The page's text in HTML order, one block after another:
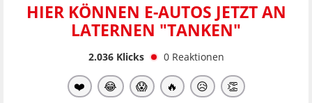
HIER KÖNNEN E-AUTOS JETZT AN
LATERNEN "TANKEN"
2.036Klicks 0 Reaktionen
❤️ 😂 😱 🔥 😥 👏